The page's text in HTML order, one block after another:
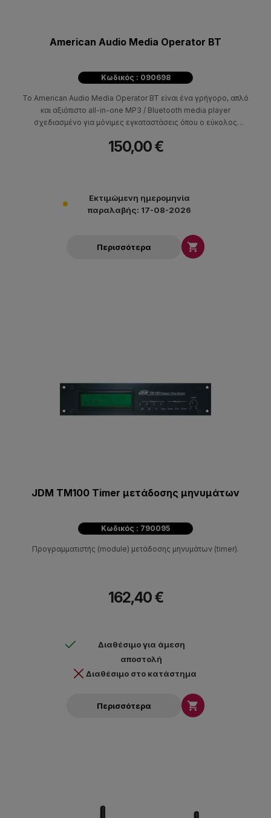
American Audio Media Operator BT
Κωδικός : 090698
Το American Audio Media Operator BT είναι ένα γρήγορο, απλό
και αξιόπιστο all-in-one MP3 / Bluetooth media player
σχεδιασμένο για μόνιμες εγκαταστάσεις όπου ο εύκολος
εστιατόρια, γυμναστήρια, τοποθεσίες λιανικής κ.λπ. Το Media
150,00 €
Εκτιμώμενη ημερομηνία
παραλαβής: 17-08-2026
Περισσότερα 
JDM TM100 Timer μετάδοσης μηνυμάτων
Κωδικός : 790095
Προγραμματιστής (module) μετάδοσης μηνυμάτων (timer).
162,40 €
Διαθέσιμο για άμεση
αποστολή
Διαθέσιμο στο κατάστημα
Περισσότερα 